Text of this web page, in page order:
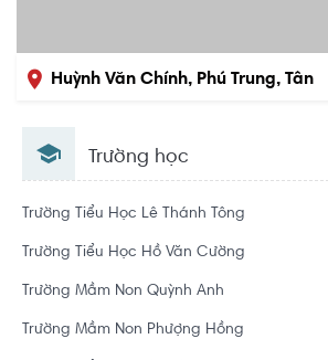
Huỳnh Văn Chính, Phú Trung, Tân
Trường học
Trường Tiểu Học Lê Thánh Tông
Trường Tiểu Học Hồ Văn Cường
Trường Mầm Non Quỳnh Anh
Trường Mầm Non Phượng Hồng